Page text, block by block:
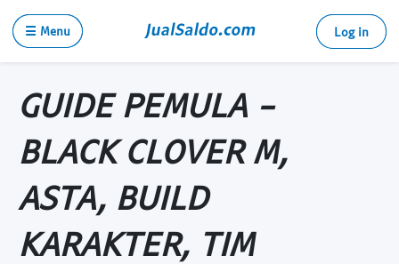
☰ Menu Log in
GUIDE PEMULA -
BLACK CLOVER M,
ASTA, BUILD
KARAKTER, TIM